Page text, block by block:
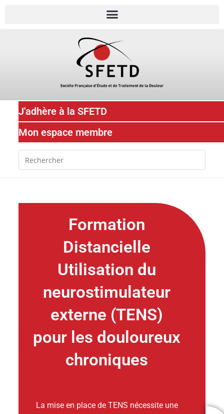
J'adhère à la SFETD
Mon espace membre
Formation
Distancielle
Utilisation du
neurostimulateur
externe (TENS)
pour les douloureux
chroniques
La mise en place de TENS nécessite une